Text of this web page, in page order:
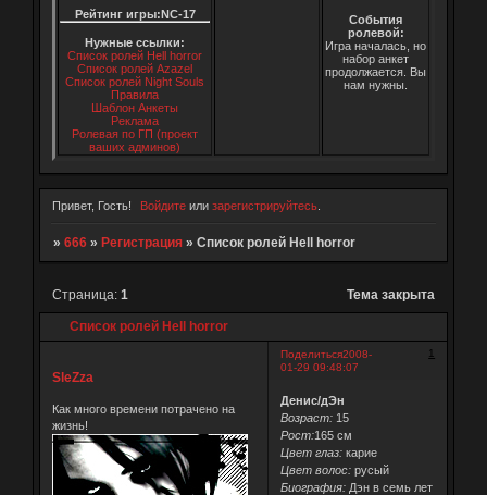
Рейтинг игры:NC-17
Нужные ссылки:
Список ролей Hell horror
Список ролей Azazel
Список ролей Night Souls
Правила
Шаблон Анкеты
Реклама
Ролевая по ГП (проект
ваших админов)
События
ролевой:
Игра началась, но
набор анкет
продолжается. Вы
нам нужны.
Привет, Гость! Войдите илизарегистрируйтесь
» 666 » Регистрация » Список ролей Hell horror
Список ролей Hell horror
Страница: 1 Тема закрыта
Поделиться 1
2008-
01-29 09:48:07
SleZza
Как много времени потрачено на
жизнь!
Денис/дЭн
Возраст:15
Рост:165 см
Цвет глаз:карие
Цвет волос:русый
Биография:Дэн в семь лет